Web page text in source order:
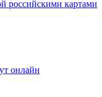
российскими картами
онлайн